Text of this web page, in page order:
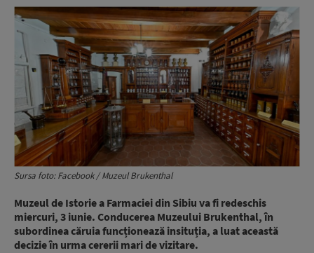
Sursa foto: Facebook / Muzeul Brukenthal
Muzeul de Istorie a Farmaciei din Sibiu va fi redeschis
miercuri, 3 iunie. Conducerea Muzeului Brukenthal, în
subordinea căruia funcționează insituția, a luat această
decizie în urma cererii mari de vizitare.